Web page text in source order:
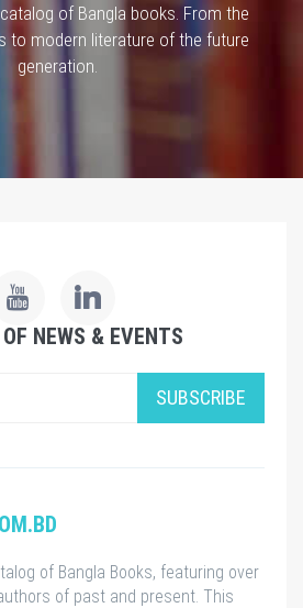
of Bangla books. From the
to modern literature of the future
generation.
NEWS & EVENTS
SUBSCRIBE
of Bangla Books, featuring over
of past and present. This